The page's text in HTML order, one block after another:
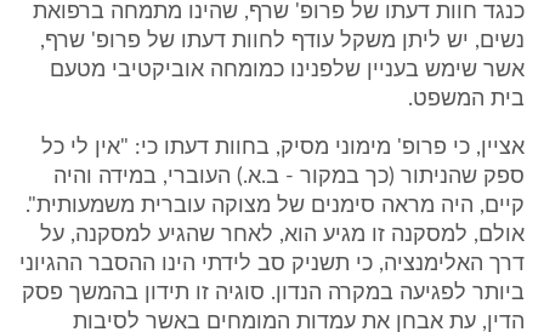
כנגד חוות דעתו של פרופ' שרף, שהינו מתמחה ברפואת
נשים, יש ליתן משקל עודף לחוות דעתו של פרופ' שרף,
אשר שימש בעניין שלפנינו כמומחה אוביקטיבי מטעם
בית המשפט.
אציין, כי פרופ' מימוני מסיק, בחוות דעתו כי: "אין לי כל
ספק שהניתור (כך במקור - ב.א.) העוברי, במידה והיה
קיים, היה מראה סימנים של מצוקה עוברית משמעותית".
אולם, למסקנה זו מגיע הוא, לאחר שהגיע למסקנה, על
דרך האלימנציה, כי תשניק סב לידתי הינו ההסבר ההגיוני
ביותר לפגיעה במקרה הנדון. סוגיה זו תידון בהמשך פסק
הדין, עת אבחן את עמדות המומחים באשר לסיבות